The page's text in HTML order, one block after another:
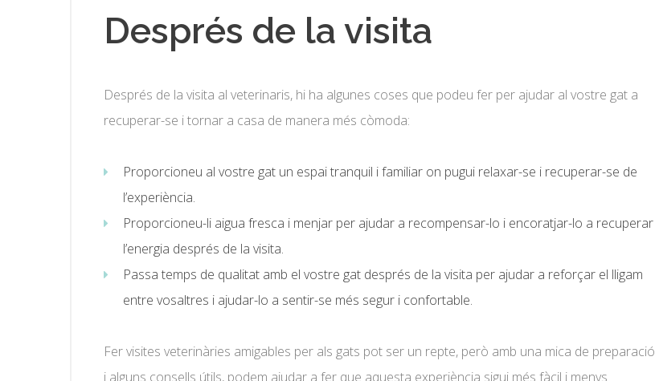
Després de la visita
Després de la visita al veterinaris, hi ha algunes coses que podeu fer per ajudar al vostre gat a
recuperar-se i tornar a casa de manera més còmoda:
Proporcioneu al vostre gat un espai tranquil i familiar on pugui relaxar-se i recuperar-se de
l’experiència.
Proporcioneu-li aigua fresca i menjar per ajudar a recompensar-lo i encoratjar-lo a recuperar
l’energia després de la visita.
Passa temps de qualitat amb el vostre gat després de la visita per ajudar a reforçar el lligam
entre vosaltres i ajudar-lo a sentir-se més segur i confortable.
Fer visites veterinàries amigables per als gats pot ser un repte, però amb una mica de preparació
i alguns consells útils, podem ajudar a fer que aquesta experiència sigui més fàcil i menys